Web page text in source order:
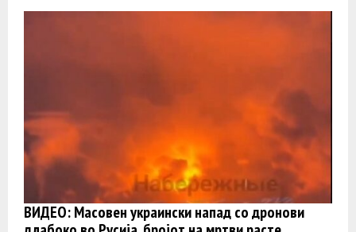
ВИДЕО: Масовен украински напад со дронови